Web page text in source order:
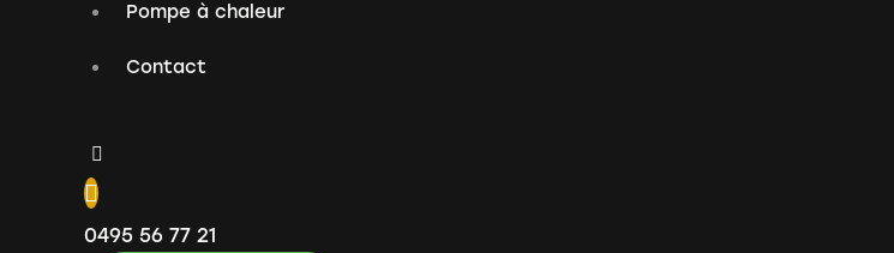
Pompe à chaleur
Contact
0495 56 77 21